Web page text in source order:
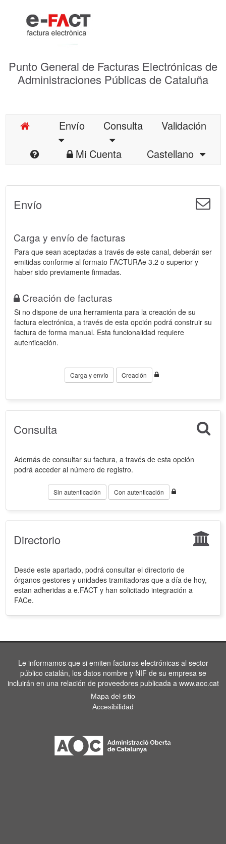
Punto General de Facturas Electrónicas de
Administraciones Públicas de Cataluña
Envío Consulta
Validación
Mi Cuenta
Castellano
Envío
Carga y envío de facturas
Para que sean aceptadas a través de este canal, deberán ser
emitidas conforme al formato FACTURAe 3.2 o superior y
haber sido previamente firmadas.
Creación de facturas
Si no dispone de una herramienta para la creación de su
factura electrónica, a través de esta opción podrá construir su
factura de forma manual. Esta funcionalidad requiere
autenticación.
Carga y envío Creación
Consulta
Además de consultar su factura, a través de esta opción
podrá acceder al número de registro.
Sin autenticación Con autenticación
Directorio
Desde este apartado, podrá consultar el directorio de
órganos gestores y unidades tramitadoras que a día de hoy,
estan adheridas a e.FACT y han solicitado integración a
FACe.
Le informamos que si emiten facturas electrónicas al sector
público catalán, los datos nombre y NIF de su empresa se
incluirán en una relación de proveedores publicada a www.aoc.cat
Mapa del sitio
Accesibilidad